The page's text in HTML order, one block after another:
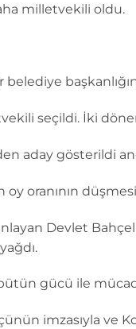
milletvekili oldu.
seçildi. İki
aday gösterildi
oy oranının
Devlet
bütün gücü ile
imzasıyla ve